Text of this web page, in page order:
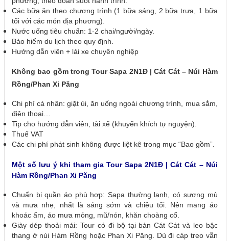
Các bữa ăn theo chương trình (1 bữa sáng, 2 bữa trưa, 1 bữa
tối với các món địa phương).
Nước uống tiêu chuẩn: 1-2 chai/người/ngày.
Bảo hiểm du lịch theo quy định.
Hướng dẫn viên + lái xe chuyên nghiệp
Không bao gồm trong Tour Sapa 2N1Đ | Cát Cát – Núi Hàm
Rồng/Phan Xi Păng
Chi phí cá nhân: giặt ủi, ăn uống ngoài chương trình, mua sắm,
điện thoại…
Tip cho hướng dẫn viên, tài xế (khuyến khích tự nguyện).
Thuế VAT
Các chi phí phát sinh không được liệt kê trong mục “Bao gồm”.
Một số lưu ý khi tham gia Tour Sapa 2N1Đ | Cát Cát – Núi
Hàm Rồng/Phan Xi Păng
Chuẩn bị quần áo phù hợp: Sapa thường lạnh, có sương mù
và mưa nhẹ, nhất là sáng sớm và chiều tối. Nên mang áo
khoác ấm, áo mưa mỏng, mũ/nón, khăn choàng cổ.
Giày dép thoải mái: Tour có đi bộ tại bản Cát Cát và leo bậc
thang ở núi Hàm Rồng hoặc Phan Xi Păng. Dù đi cáp treo vẫn